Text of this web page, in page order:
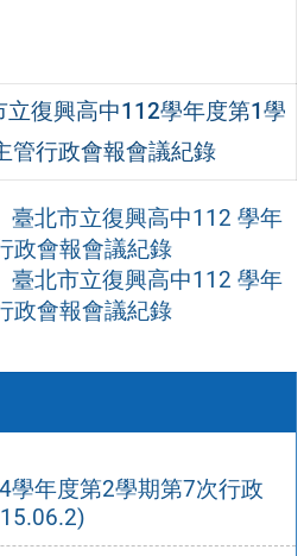
學年度第2學期第7次行政
立復興高中112學年度第1學
管行政會報會議紀錄
臺北市立復興高中112 學年
政會報會議紀錄
臺北市立復興高中112 學年
政會報會議紀錄